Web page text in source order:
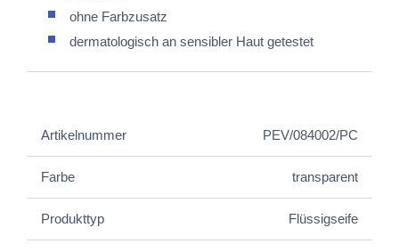
ohne Farbzusatz
dermatologisch an sensibler Haut getestet
Artikelnummer PEV/084002/PC
Farbe transparent
Produkttyp Flüssigseife